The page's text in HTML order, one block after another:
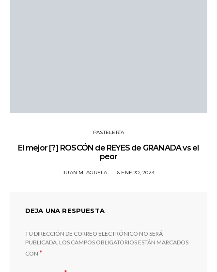
PASTELERÍA
El mejor [?] ROSCÓN de REYES de GRANADA vs el
peor
JUAN M. AGRELA 6 ENERO, 2023
DEJA UNA RESPUESTA
TU DIRECCIÓN DE CORREO ELECTRÓNICO NO SERÁ
PUBLICADA. LOS CAMPOS OBLIGATORIOS ESTÁN MARCADOS
CON *